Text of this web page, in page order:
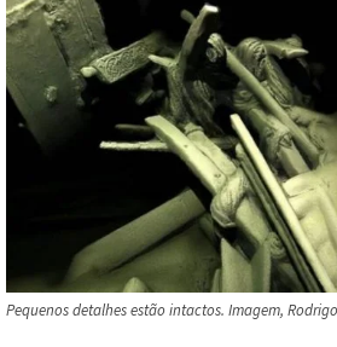
Pequenos detalhes estão intactos. Imagem,